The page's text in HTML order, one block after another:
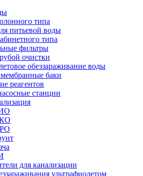
типа
питьевой воды
типа
фильтры
очистки
обеззараживание воды
баки
реагентов
станции
для канализации
ультрафиолетом